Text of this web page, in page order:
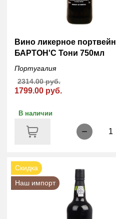
Вино ликерное портвейн
БАРТОН'С Тони 750мл
Португалия
1799.00 руб.
2314.00 руб.
В наличии
1
Скидка
Наш импорт